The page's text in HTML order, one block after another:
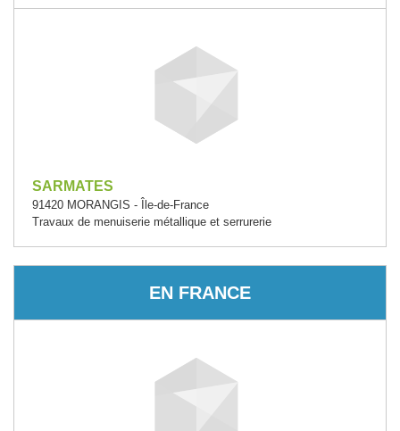
SARMATES
91420 MORANGIS - Île-de-France
Travaux de menuiserie métallique et serrurerie
EN FRANCE